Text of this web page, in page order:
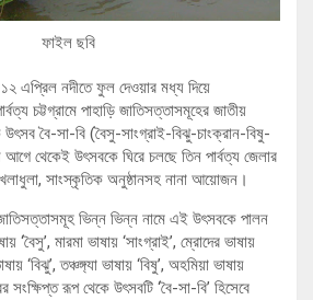
ফাইল ছবি
এপ্রিল নদীতে ফুল দেওয়ার মধ্য দিয়ে
চট্টগ্রামে পাহাড়ি জাতিসত্তাসমূহের জাতীয়
উৎসব বৈ-সা-বি (বৈসু-সাংগ্রাই-বিঝু-চাংক্রান-বিষু-
থেকেই উৎসবকে ঘিরে চলছে তিন পার্বত্য জেলার
সাংস্কৃতিক অনুষ্ঠানসহ নানা আয়োজন।
জাতিসত্তাসমূহ ভিন্ন ভিন্ন নামে এই উৎসবকে পালন
‘বৈসু’, মারমা ভাষায় ‘সাংগ্রাই’, ম্রোদের ভাষায়
‘বিঝু’, তঞ্চঙ্গ্যা ভাষায় ‘বিষু’, অহমিয়া ভাষায়
সংক্ষিপ্ত রূপ থেকে উৎসবটি ‘বৈ-সা-বি’ হিসেবে